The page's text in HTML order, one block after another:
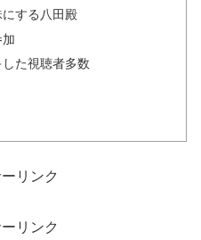
する八田殿
加
た視聴者多数
リンク
リンク